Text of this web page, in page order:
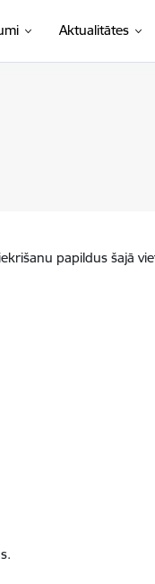
Aktualitātes
papildus šajā